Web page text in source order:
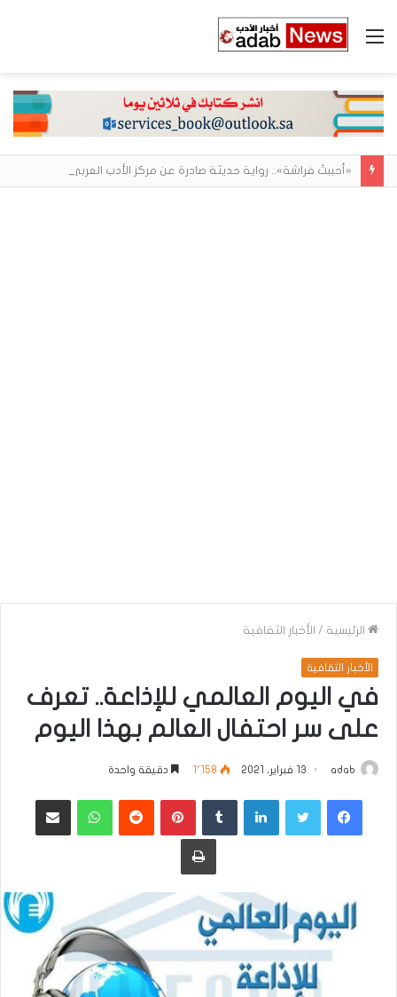
القائمة
الرئيسية / الأخبار الثقافية
الأخبار الثقافية
في اليوم العالمي للإذاعة.. تعرف
على سر احتفال العالم بهذا اليوم
adab 13 فبراير، 2021 1٬158 دقيقة واحدة
فيسبوكتويتر لينكدإن ‏Tumblr بينتيريست
‏Reddit واتساب مشاركة عبر البريد
طباعة